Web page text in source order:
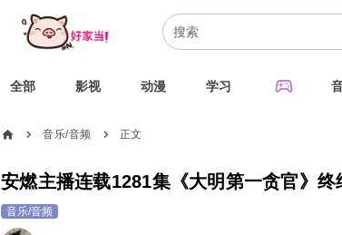
全部 影视 动漫 学习 sports_esports
home chevron_right 音乐/音频 chevron_right 正文
安燃主播连载1281集《大明第一贪官》
音乐/音频